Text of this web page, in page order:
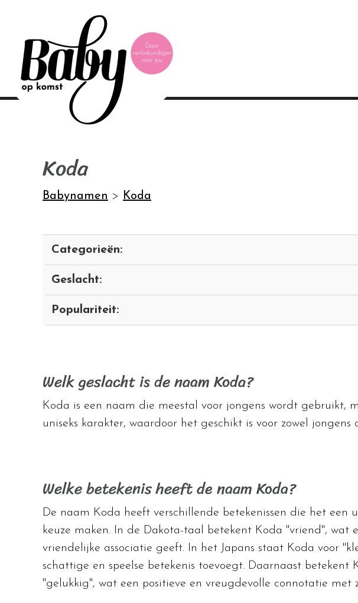
Koda
Babynamen > Koda
Categorieën:
Geslacht:
Populariteit:
Welk geslacht is de naam Koda?
Koda is een naam die meestal voor jongens wordt gebruikt,
uniseks karakter, waardoor het geschikt is voor zowel jongens
Welke betekenis heeft de naam Koda?
De naam Koda heeft verschillende betekenissen die het een
keuze maken. In de Dakota-taal betekent Koda "vriend", wat
vriendelijke associatie geeft. In het Japans staat Koda voor
schattige en speelse betekenis toevoegt. Daarnaast betekent
"gelukkig", wat een positieve en vreugdevolle connotatie met